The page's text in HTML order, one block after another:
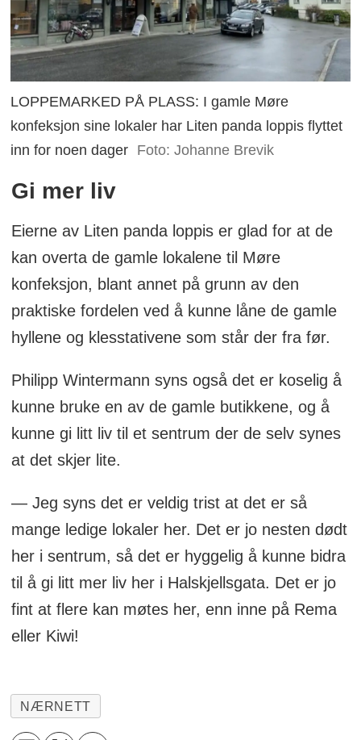
LOPPEMARKED PÅ PLASS: I gamle Møre
konfeksjon sine lokaler har Liten panda loppis flyttet
inn for noen dager Foto: Johanne Brevik
Gi mer liv
Eierne av Liten panda loppis er glad for at de
kan overta de gamle lokalene til Møre
konfeksjon, blant annet på grunn av den
praktiske fordelen ved å kunne låne de gamle
hyllene og klesstativene som står der fra før.
Philipp Wintermann syns også det er koselig å
kunne bruke en av de gamle butikkene, og å
kunne gi litt liv til et sentrum der de selv synes
at det skjer lite.
— Jeg syns det er veldig trist at det er så
mange ledige lokaler her. Det er jo nesten dødt
her i sentrum, så det er hyggelig å kunne bidra
til å gi litt mer liv her i Halskjellsgata. Det er jo
fint at flere kan møtes her, enn inne på Rema
eller Kiwi!
NÆRNETT